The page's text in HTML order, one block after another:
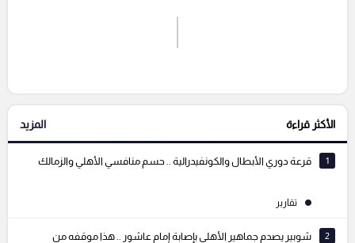
إرسال تعليق
التعليقات السابقة
الأكثر قراءة المزيد
1 قرعة دوري الأبطال والكونفيدرالية .. حسم منافسي الأهلي والزمالك
تقارير
2
شوبير يصدم جماهير الأهلي بإصابة إمام عاشور .. هذا موقفه من